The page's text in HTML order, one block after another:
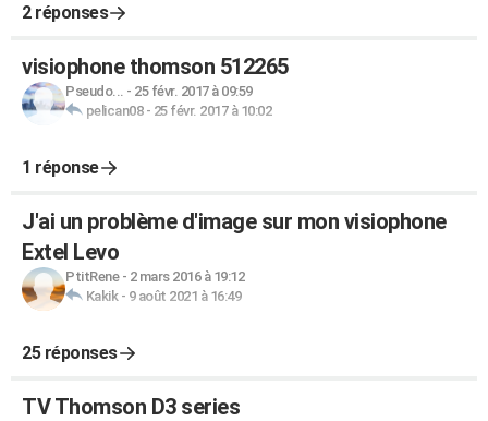
2 réponses
visiophone thomson 512265
Pseudo... - 25 févr. 2017 à 09:59
pelican08- 25 févr. 2017 à 10:02
1 réponse
J'ai un problème d'image sur mon visiophone
Extel Levo
PtitRene- 2 mars 2016 à 19:12
Kakik- 9 août 2021 à 16:49
25 réponses
TV Thomson D3 series